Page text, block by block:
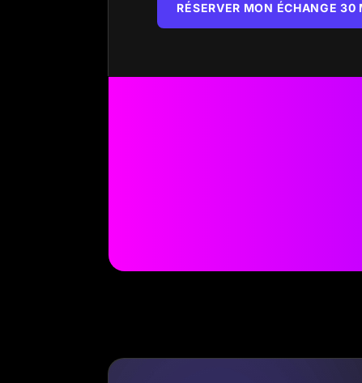
RÉSERVER MON ÉCHANGE 30